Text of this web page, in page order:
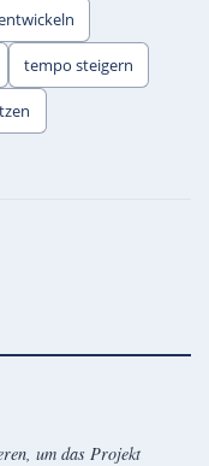
tempo steigern
um das Projekt